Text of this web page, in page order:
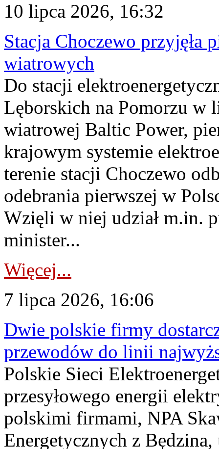
10 lipca 2026, 16:32
Stacja Choczewo przyjęła
wiatrowych
Do stacji
Lęborskich na Pomorzu w
wiatrowej Baltic Power,
krajowym systemie
terenie stacji Choczewo
odebrania pierwszej w
Wzięli w niej udział m.in.
minister...
Więcej...
7 lipca 2026, 16:06
Dwie polskie firmy
przewodów do linii
Polskie Sieci
przesyłowego energii
polskimi firmami, NPA
Energetycznych z